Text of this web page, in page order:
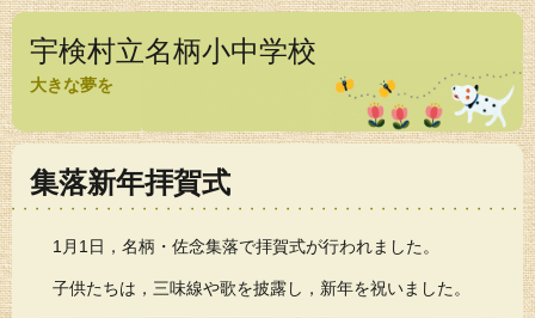
宇検村立名柄小中学校
大きな夢を
集落新年拝賀式
1月1日，名柄・佐念集落で拝賀式が行われました。
子供たちは，三味線や歌を披露し，新年を祝いました。